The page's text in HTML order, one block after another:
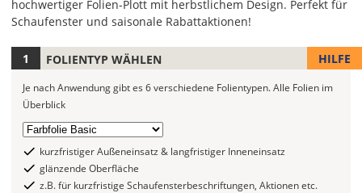
hochwertiger Folien-Plott mit herbstlichem Design. Perfekt für
Schaufenster und saisonale Rabattaktionen!
Anwendung
stehen
Folientypen
verschiedenen
FOLIENTYP WÄHLEN HILFE
Je nach Anwendung gibt es 6 verschiedene Folientypen. Alle Folien im
Überblick
Folientyp
auswählen
kurzfristiger Außeneinsatz & langfristiger Inneneinsatz
glänzende Oberfläche
z.B. für kurzfristige Schaufensterbeschriftungen, Aktionen etc.